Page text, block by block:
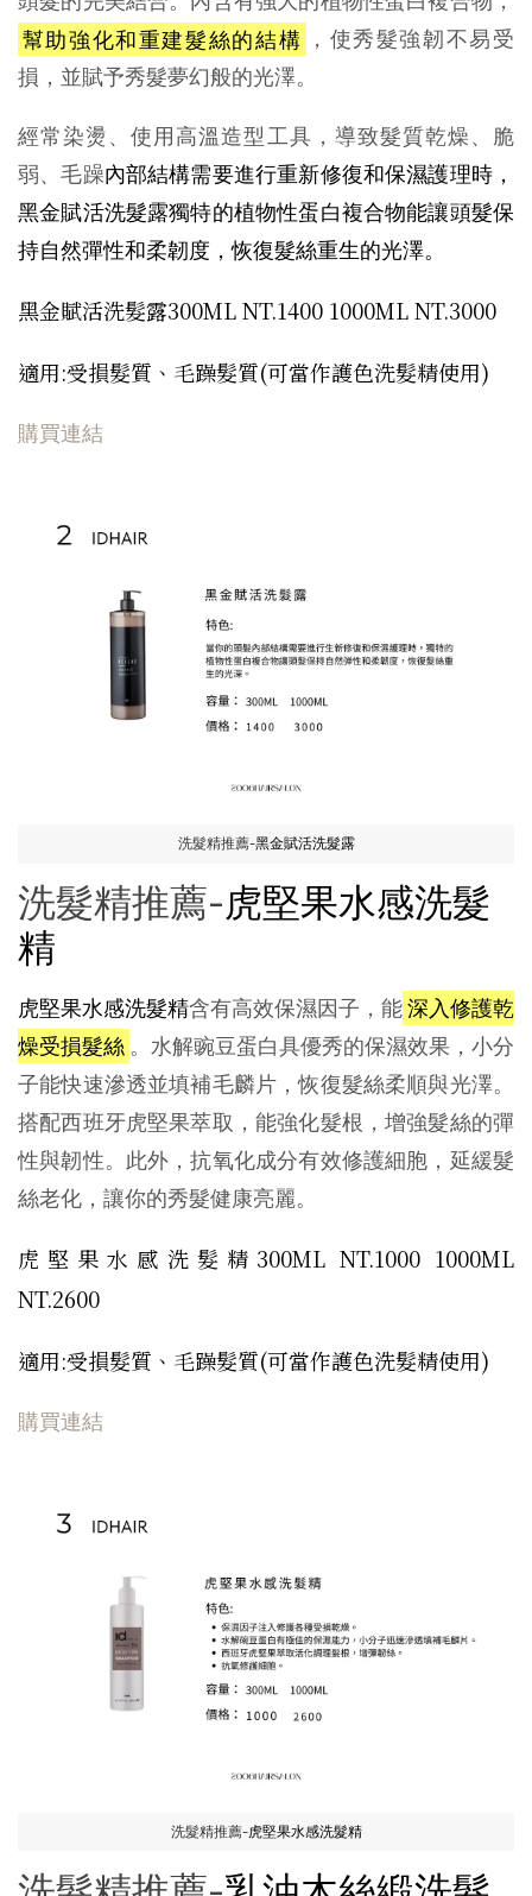
幫助強化和重建髮絲的結構
，使秀髮強韌不易受
損，並賦予秀髮夢幻般的光澤。
經常染燙、使用高溫造型工具，導致髮質乾燥、脆
弱、毛躁內部結構需要進行重新修復和保濕護理時，
黑金賦活洗髮露獨特的植物性蛋白複合物能讓頭髮保
持自然彈性和柔韌度，恢復髮絲重生的光澤。
黑金賦活洗髮露300ML NT.1400 1000ML NT.3000
適用:受損髮質、毛躁髮質(可當作護色洗髮精使用)
購買連結
洗髮精推薦-黑金賦活洗髮露
洗髮精推薦-虎堅果水感洗髮
精
虎堅果水感洗髮精含有高效保濕因子，能深入修護乾
燥受損髮絲 。水解豌豆蛋白具優秀的保濕效果，小分
子能快速滲透並填補毛麟片，恢復髮絲柔順與光澤。
搭配西班牙虎堅果萃取，能強化髮根，增強髮絲的彈
性與韌性。此外，抗氧化成分有效修護細胞，延緩髮
絲老化，讓你的秀髮健康亮麗。
虎堅果水感洗髮精300ML NT.1000 1000ML
NT.2600
適用:受損髮質、毛躁髮質(可當作護色洗髮精使用)
購買連結
洗髮精推薦-虎堅果水感洗髮精